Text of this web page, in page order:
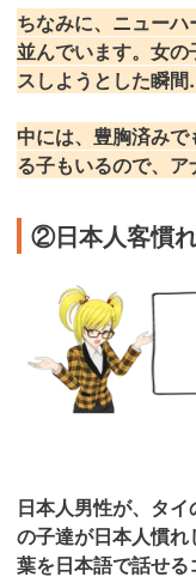
ちなみに、ニュー
並んでいます。女
スしようとした瞬
中には、豊胸済み
る子もいるので、ア
②日本人客慣
日本人男性が、タ
の子達が日本人慣
葉を日本語で話せる